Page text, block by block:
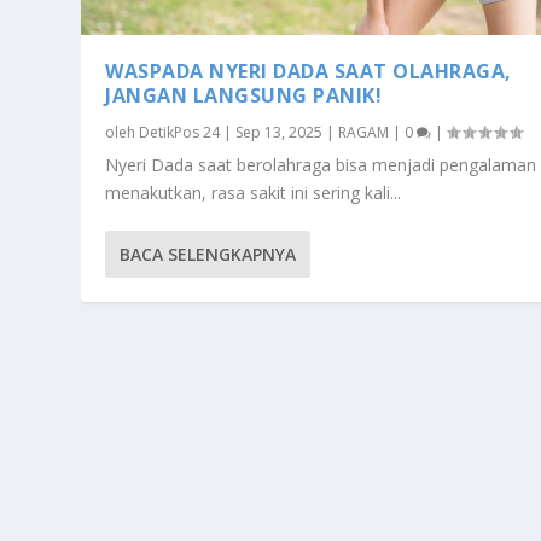
WASPADA NYERI DADA SAAT OLAHRAGA,
JANGAN LANGSUNG PANIK!
oleh DetikPos 24| Sep 13, 2025 | RAGAM | 0 |
Nyeri Dada saat berolahraga bisa menjadi pengalaman
menakutkan, rasa sakit ini sering kali...
BACA SELENGKAPNYA